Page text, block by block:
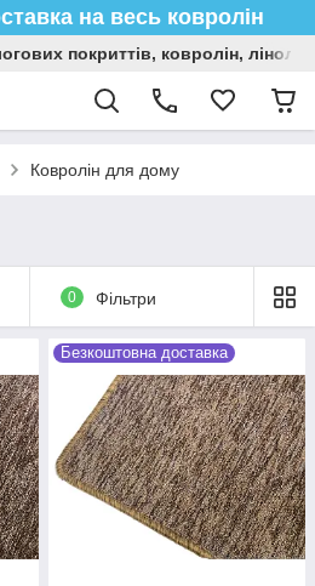
на весь ковролін
покриттів, ковролін,
Ковролін для дому
0 Фільтри
Безкоштовна доставка